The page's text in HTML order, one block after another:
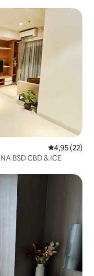
4,95 de uma
4,95 (22)
BSD CBD & ICE